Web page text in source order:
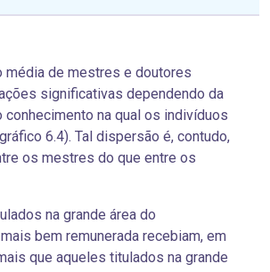
média de mestres e doutores
significativas dependendo da
conhecimento na qual os indivíduos
6.4). Tal dispersão é, contudo,
os mestres do que entre os
na grande área do
bem remunerada recebiam, em
que aqueles titulados na grande